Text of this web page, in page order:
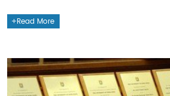
Read More